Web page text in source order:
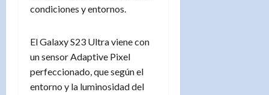
condiciones y entornos.
El Galaxy S23 Ultra viene con
un sensor Adaptive Pixel
perfeccionado, que según el
entorno y la luminosidad del